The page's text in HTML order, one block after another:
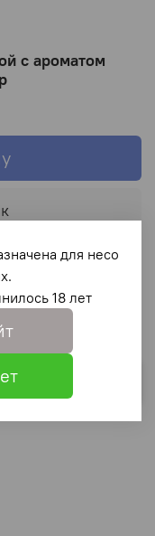
с ароматом
для несо
18 лет